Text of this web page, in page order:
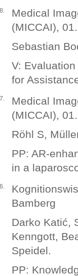
Medical
(MICCAI),
Sebastian
V:
for
Medical
(MICCAI),
Röhl S,
PP: AR-
in a
Bamberg
Darko Katić,
Kenngott,
Speidel.
PP: